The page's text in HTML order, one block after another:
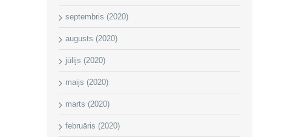
septembris (2020)
augusts (2020)
jūlijs (2020)
maijs (2020)
marts (2020)
februāris (2020)